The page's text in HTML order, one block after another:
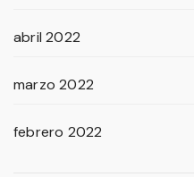
abril 2022
marzo 2022
febrero 2022